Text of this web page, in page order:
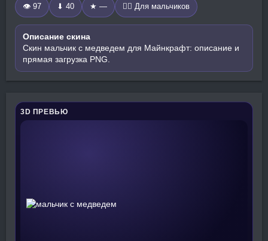
👁 97 ⬇ 40 ★ — 🧍‍♂️ Для мальчиков
Описание скина
Скин мальчик с медведем для Майнкрафт: описание и
прямая загрузка PNG.
3D ПРЕВЬЮ